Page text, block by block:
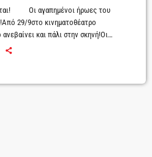
Οι αγαπημένοι ήρωες του
29/9στο κινηματοθέατρο
και πάλι στην σκηνή!Οι
γιορτάσουν διοργανώνουν ένα
Xana Zoo, ερμηνεύουν όλες τις